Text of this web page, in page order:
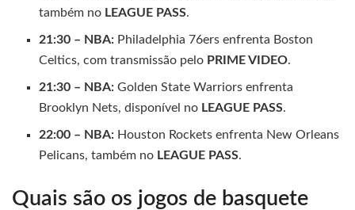
também no LEAGUE PASS.
21:30 – NBA: Philadelphia 76ers enfrenta Boston
Celtics, com transmissão pelo PRIME VIDEO.
21:30 – NBA: Golden State Warriors enfrenta
Brooklyn Nets, disponível no LEAGUE PASS.
22:00 – NBA: Houston Rockets enfrenta New Orleans
Pelicans, também no LEAGUE PASS.
Quais são os jogos de basquete